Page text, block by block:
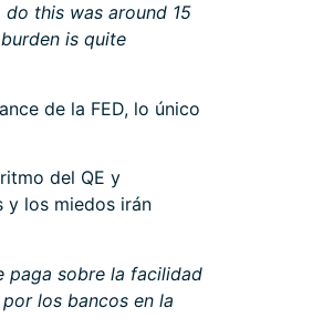
this was around 15
is quite
de la FED, lo único
del QE y
y los miedos irán
paga sobre la facilidad
los bancos en la